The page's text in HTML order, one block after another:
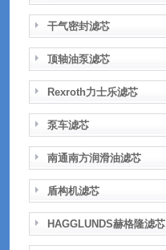
干气密封滤芯
顶轴油泵滤芯
Rexroth力士乐滤芯
泵车滤芯
南通南方润滑油滤芯
盾构机滤芯
HAGGLUNDS赫格隆滤芯